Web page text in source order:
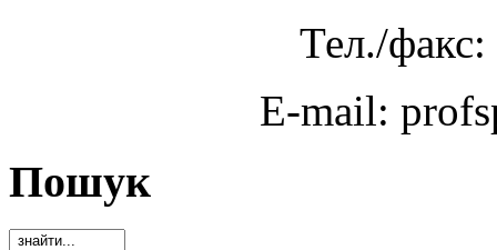
Тел./
E-mail:
Пошук